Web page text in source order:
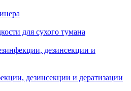
для сухого тумана
дезинсекции и
дезинсекции и дератизации